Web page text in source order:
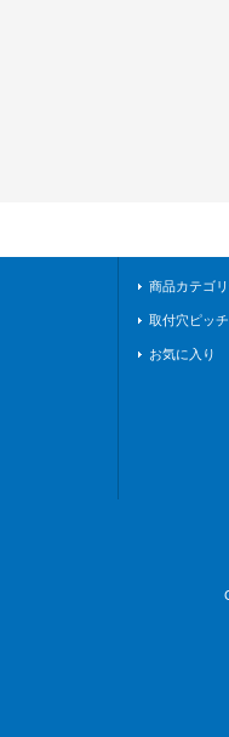
商品カテゴ
取付穴ピッ
お気に入り